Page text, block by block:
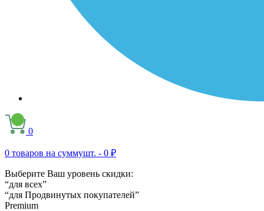
0
0 товаров на суммушт. - 0 ₽
Выберите Ваш уровень скидки:
“для всех”
“для Продвинутых покупателей”
Premium